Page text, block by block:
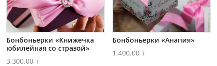
Бонбоньерки «Книжечка
юбилейная со стразой»
3,300.00₸
Бонбоньерки «Анапия»
1,400.00₸